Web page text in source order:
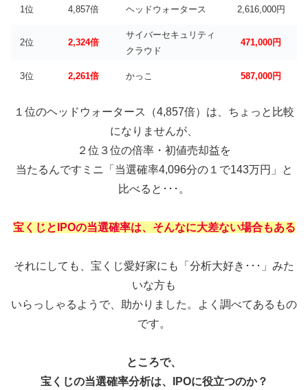
1位 4,857倍 ヘッドウォータース 2,616,000円
2位 2,324倍
サイバーセキュリティ
クラウド
471,000円
3位 2,261倍 かっこ 587,000円
１位のヘッドウォータース（4,857倍）は、ちょっと比較
になりませんが、
２位３位の倍率・初値売却益を
当たるんですミニ「当選確率4,096分の１で143万円」と
比べると･･･。
宝くじとIPOの当選確率は、そんなに大差ない場合もある
それにしても、宝くじ愛好家にも「分析大好き･･･」みた
いな方も
いらっしゃるようで、助かりました。よく調べてあるもの
です。
ところで、
宝くじの当選確率分析は、IPOに役立つのか？